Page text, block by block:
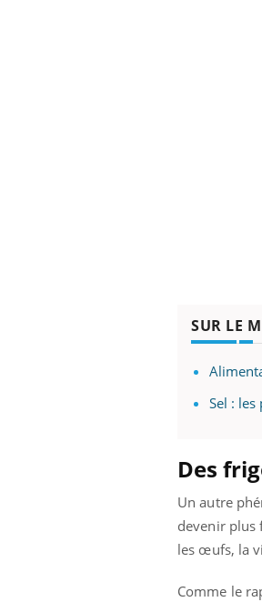
SUR LE
Sel :
Des
Un autre
devenir plus
les œufs, la
Comme le